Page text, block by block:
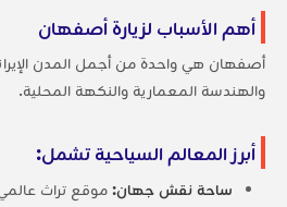
أهم الأسباب لزيارة أصفهان
أصفهان هي واحدة من أجمل المدن
والهندسة المعمارية والنكهة المحلية.
أبرز المعالم السياحية تشمل:
ساحة نقش جهان:موقع تراث